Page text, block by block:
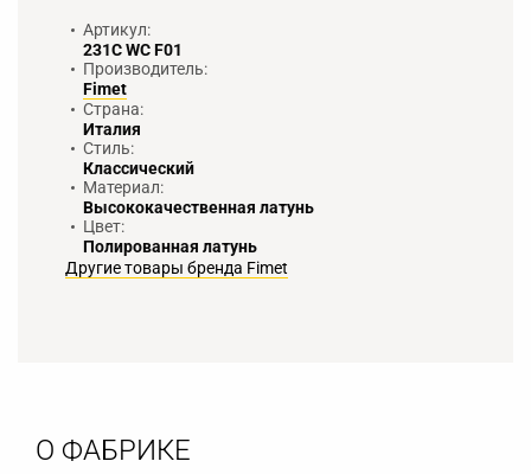
Артикул:
231C WC F01
Производитель:
Fimet
Страна:
Италия
Стиль:
Классический
Материал:
Высококачественная латунь
Цвет:
Полированная латунь
Другие товары бренда Fimet
О ФАБРИКЕ